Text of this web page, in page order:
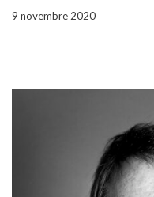
9 novembre 2020